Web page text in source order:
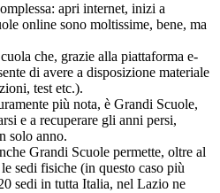
apri internet, inizi a
online sono moltissime, bene, ma
che, grazie alla piattaforma e-
di avere a disposizione materiale
test etc.).
più nota, è Grandi Scuole,
e a recuperare gli anni persi,
solo anno.
Grandi Scuole permette, oltre al
sedi fisiche (in questo caso più
sedi in tutta Italia, nel Lazio ne